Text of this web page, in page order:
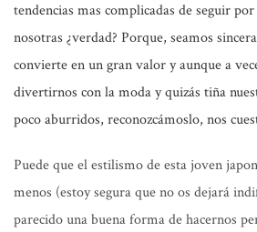
tendencias mas complicadas de seguir
nosotras ¿verdad? Porque, seamos
convierte en un gran valor y aunque a
divertirnos con la moda y quizás tiña
poco aburridos, reconozcámoslo, nos
Puede que el estilismo de esta joven
menos (estoy segura que no os dejará
parecido una buena forma de hacernos